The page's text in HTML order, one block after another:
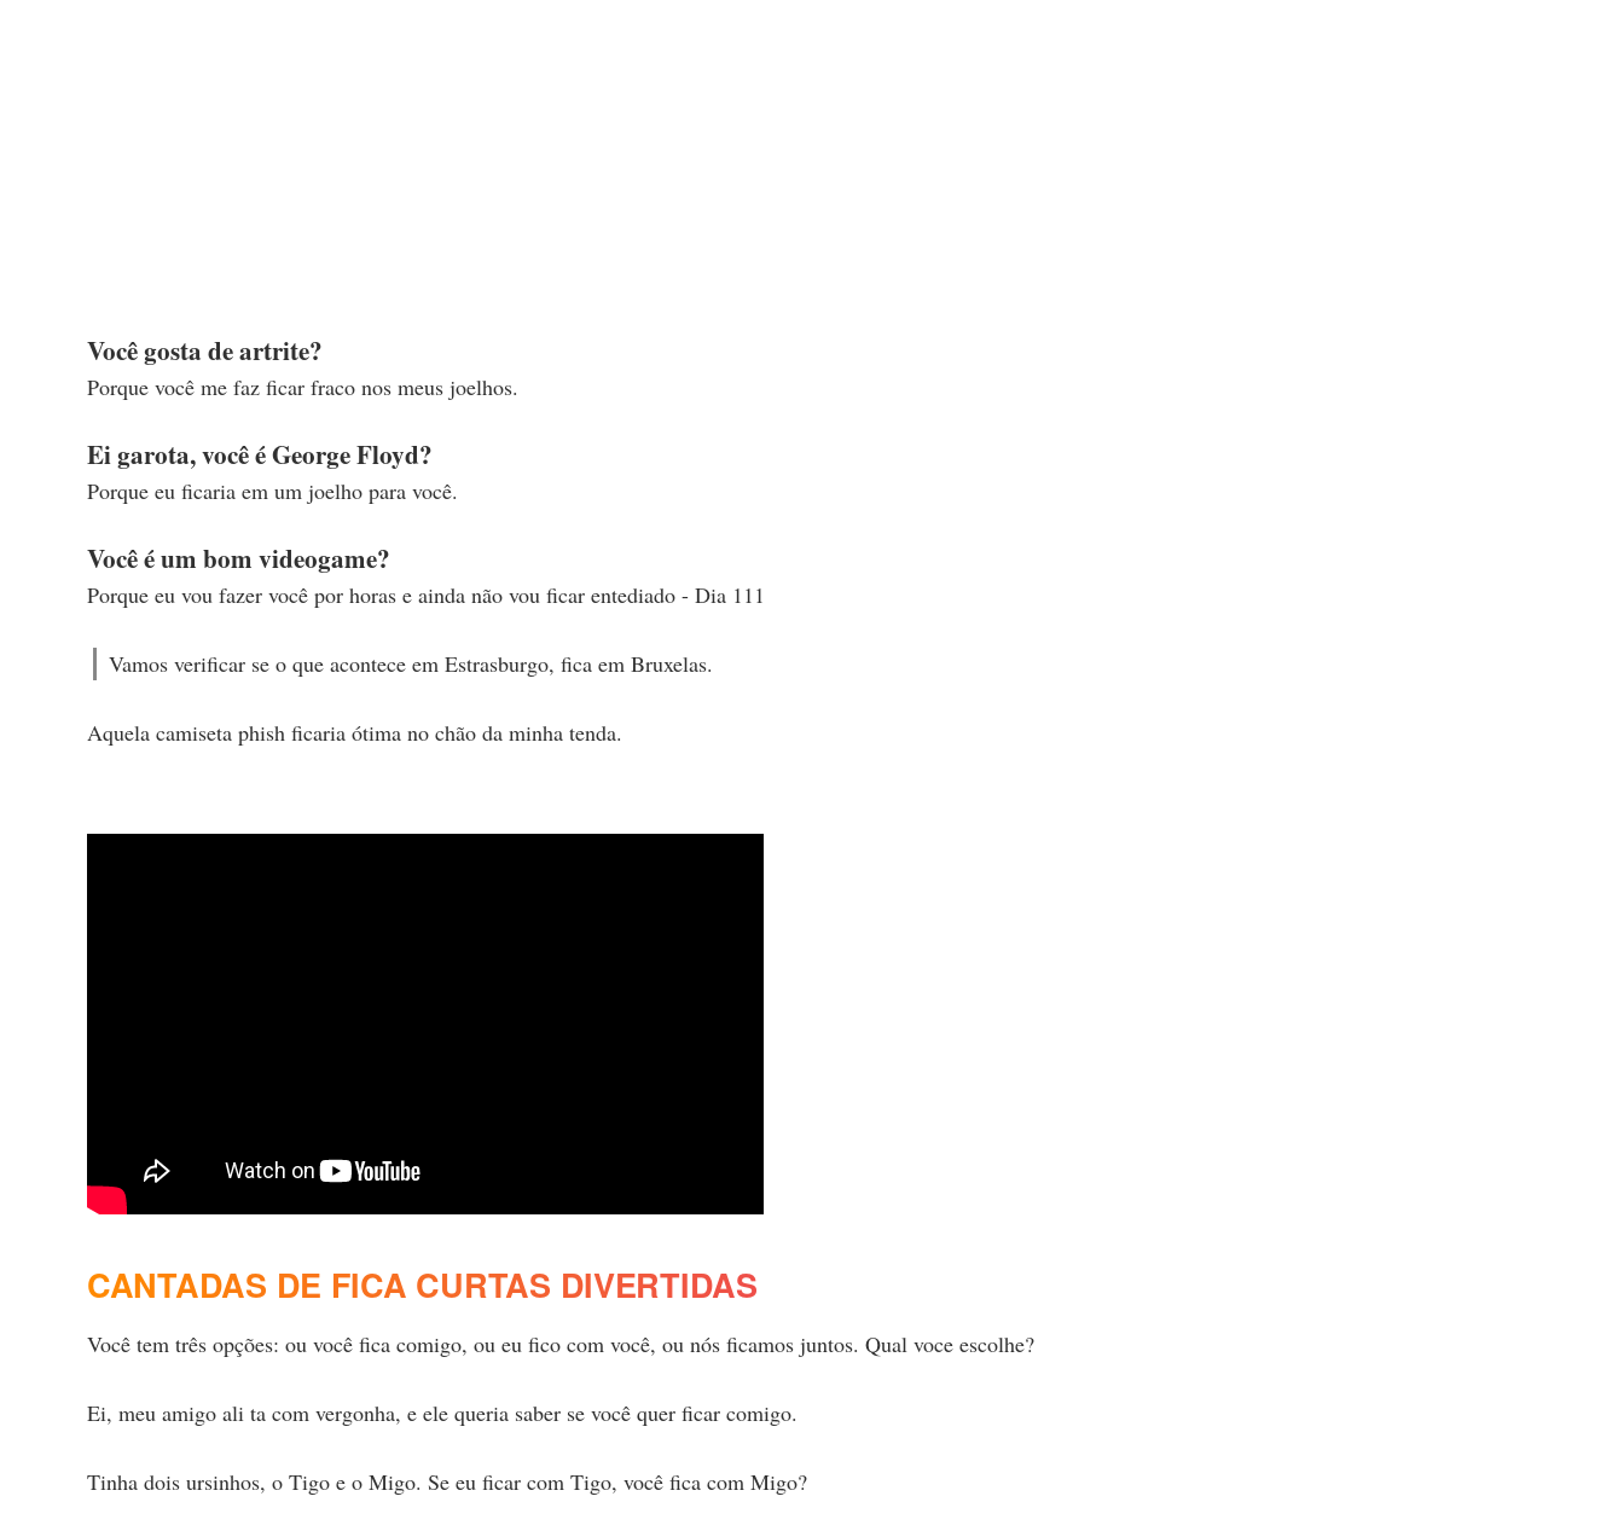
Você gosta de artrite?
Porque você me faz ficar fraco nos meus joelhos.
Ei garota, você é George Floyd?
Porque eu ficaria em um joelho para você.
Você é um bom videogame?
Porque eu vou fazer você por horas e ainda não vou ficar entediado - Dia 111
Vamos verificar se o que acontece em Estrasburgo, fica em Bruxelas.
Aquela camiseta phish ficaria ótima no chão da minha tenda.
CANTADAS DE FICA CURTAS DIVERTIDAS
Você tem três opções: ou você fica comigo, ou eu fico com você, ou nós ficamos juntos. Qual voce escolhe?
Ei, meu amigo ali ta com vergonha, e ele queria saber se você quer ficar comigo.
Tinha dois ursinhos, o Tigo e o Migo. Se eu ficar com Tigo, você fica com Migo?